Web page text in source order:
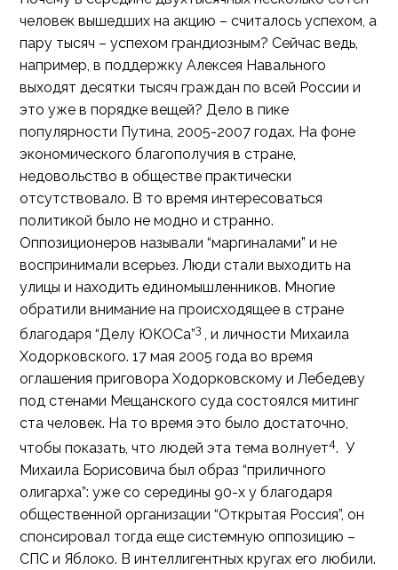
человек вышедших на акцию – считалось успехом, а
пару тысяч – успехом грандиозным? Сейчас ведь,
например, в поддержку Алексея Навального
выходят десятки тысяч граждан по всей России и
это уже в порядке вещей? Дело в пике
популярности Путина, 2005-2007 годах. На фоне
экономического благополучия в стране,
недовольство в обществе практически
отсутствовало. В то время интересоваться
политикой было не модно и странно.
Оппозиционеров называли “маргиналами” и не
воспринимали всерьез. Люди стали выходить на
улицы и находить единомышленников. Многие
обратили внимание на происходящее в стране
благодаря “Делу ЮКОСа”3 , и личности Михаила
Ходорковского. 17 мая 2005 года во время
оглашения приговора Ходорковскому и Лебедеву
под стенами Мещанского суда состоялся митинг
ста человек. На то время это было достаточно,
чтобы показать, что людей эта тема волнует4. У
Михаила Борисовича был образ “приличного
олигарха”: уже со середины 90-х у благодаря
общественной организации “Открытая Россия”, он
спонсировал тогда еще системную оппозицию –
СПС и Яблоко. В интеллигентных кругах его любили.